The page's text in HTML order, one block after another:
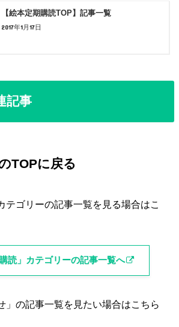
【絵本定期購読TOP】記事一覧
2017年1月17日
記事
TOPに戻る
テゴリーの記事一覧を見る場合はこ
読」カテゴリーの記事一覧へ
」の記事一覧を見たい場合はこちら